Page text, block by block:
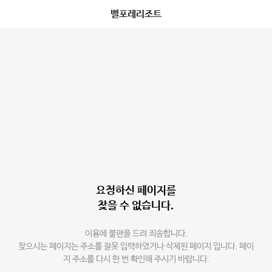
벨포레리조트
요청하신 페이지를
찾을 수 없습니다.
이용에 불편을 드려 죄송합니다.
찾으시는 페이지는 주소를 잘못 입력하였거나 삭제된 페이지 입니다. 페이
지 주소를 다시 한 번 확인해 주시기 바랍니다.